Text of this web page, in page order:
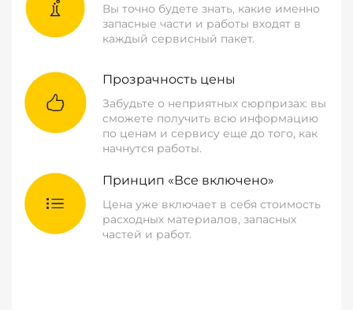
Вы точно будете знать, какие именно
запасные части и работы входят в
каждый сервисный пакет.
Прозрачность цены
Забудьте о неприятных сюрпризах: вы
сможете получить всю информацию
по ценам и сервису еще до того, как
начнутся работы.
Принцип «Все включено»
Цена уже включает в себя стоимость
расходных материалов, запасных
частей и работ.